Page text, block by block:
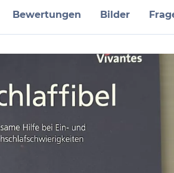
Bewertungen Bilder